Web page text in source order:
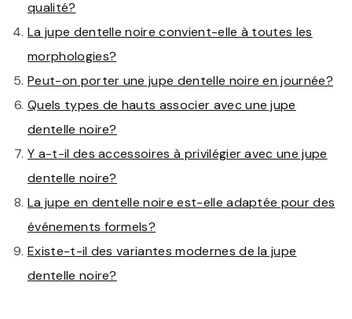
qualité?
La jupe dentelle noire convient-elle à toutes les
morphologies?
Peut-on porter une jupe dentelle noire en journée?
Quels types de hauts associer avec une jupe
dentelle noire?
Y a-t-il des accessoires à privilégier avec une jupe
dentelle noire?
La jupe en dentelle noire est-elle adaptée pour des
événements formels?
Existe-t-il des variantes modernes de la jupe
dentelle noire?